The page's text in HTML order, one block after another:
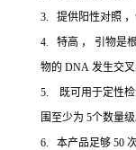
3. 提供阳性对照 ，
4. 特高 ， 引物是
物的 DNA 发生交叉
5. 既可用于定性检
围至少为 5个数量级
6. 本产品足够 50